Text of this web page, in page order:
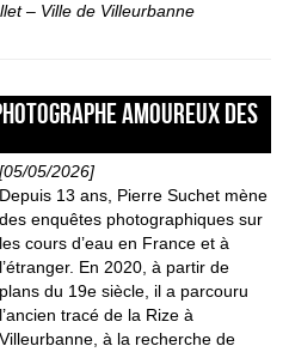
– Ville de Villeurbanne
amoureux des
[05/05/2026]
Depuis 13 ans, Pierre Suchet mène
des enquêtes photographiques sur
les cours d’eau en France et à
l’étranger. En 2020, à partir de
plans du 19e siècle, il a parcouru
l’ancien tracé de la Rize à
Villeurbanne, à la recherche de